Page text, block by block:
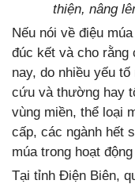
thiện, nâng
Nếu nói về điệu
đúc kết và cho rằng
nay, do nhiều yếu
cứu và thường hay
vùng miền, thể loại
cấp, các ngành hết
múa trong hoạt
Tại tỉnh Điện Biên,